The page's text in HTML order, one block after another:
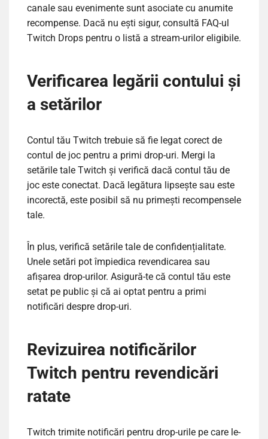
canale sau evenimente sunt asociate cu anumite
recompense. Dacă nu ești sigur, consultă FAQ-ul
Twitch Drops pentru o listă a stream-urilor eligibile.
Verificarea legării contului și
a setărilor
Contul tău Twitch trebuie să fie legat corect de
contul de joc pentru a primi drop-uri. Mergi la
setările tale Twitch și verifică dacă contul tău de
joc este conectat. Dacă legătura lipsește sau este
incorectă, este posibil să nu primești recompensele
tale.
În plus, verifică setările tale de confidențialitate.
Unele setări pot împiedica revendicarea sau
afișarea drop-urilor. Asigură-te că contul tău este
setat pe public și că ai optat pentru a primi
notificări despre drop-uri.
Revizuirea notificărilor
Twitch pentru revendicări
ratate
Twitch trimite notificări pentru drop-urile pe care le-